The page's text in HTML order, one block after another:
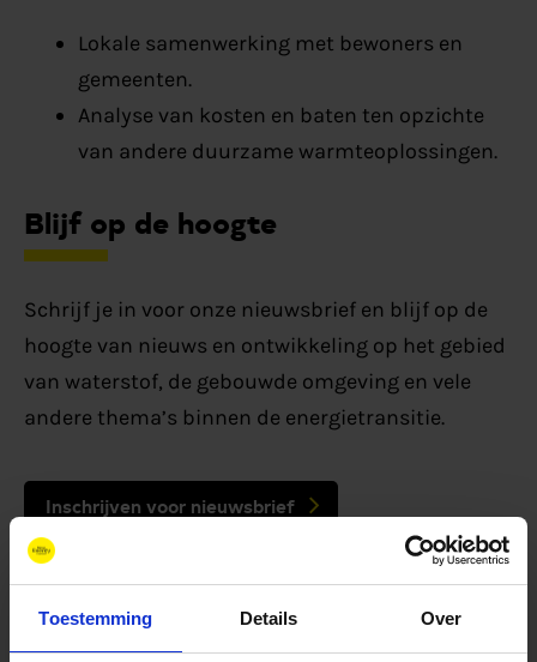
Toestemming Details Over
Lokale samenwerking met bewoners en
gemeenten.
Analyse van kosten en baten ten opzichte
van andere duurzame warmteoplossingen.
Blijf op de hoogte
Schrijf je in voor onze nieuwsbrief en blijf op de
hoogte van nieuws en ontwikkeling op het gebied
van waterstof, de gebouwde omgeving en vele
andere thema’s binnen de energietransitie.
Inschrijven voor nieuwsbrief